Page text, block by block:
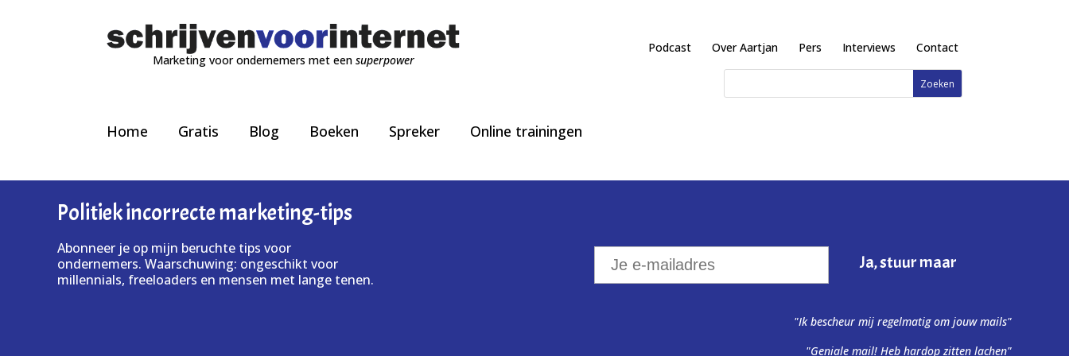
Marketing voor ondernemers met eensuperpower
Podcast Over Aartjan Pers Interviews Contact
Home Gratis Blog Boeken Spreker Online trainingen
Politiek incorrecte marketing-tips
Abonneer je op mijn beruchte tips voor
ondernemers. Waarschuwing: ongeschikt voor
millennials, freeloaders en mensen met lange tenen.
"Ik bescheur mij regelmatig om jouw mails"
"Geniale mail! Heb hardop zitten lachen"